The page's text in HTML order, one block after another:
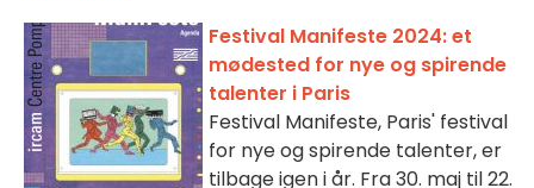
Festival Manifeste 2024: et
mødested for nye og spirende
talenter i Paris
Festival Manifeste, Paris' festival
for nye og spirende talenter, er
tilbage igen i år. Fra 30. maj til 22.